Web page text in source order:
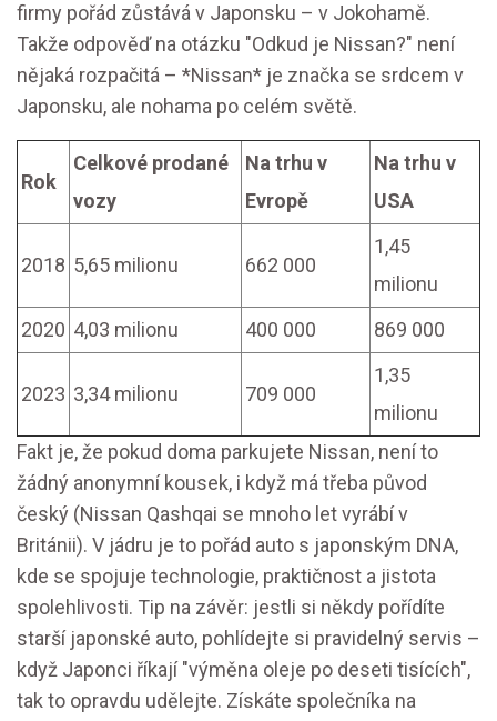
firmy pořád zůstává v Japonsku – v Jokohamě.
Takže odpověď na otázku "Odkud je Nissan?" není
nějaká rozpačitá – *Nissan* je značka se srdcem v
Japonsku, ale nohama po celém světě.
Rok
Celkové prodané
vozy
Na trhu v
Evropě
Na trhu v
USA
2018 5,65 milionu 662 000
1,45
milionu
2020 4,03 milionu 400 000 869 000
2023 3,34 milionu 709 000
1,35
milionu
Fakt je, že pokud doma parkujete Nissan, není to
žádný anonymní kousek, i když má třeba původ
český (Nissan Qashqai se mnoho let vyrábí v
Británii). V jádru je to pořád auto s japonským DNA,
kde se spojuje technologie, praktičnost a jistota
spolehlivosti. Tip na závěr: jestli si někdy pořídíte
starší japonské auto, pohlídejte si pravidelný servis –
když Japonci říkají "výměna oleje po deseti tisících",
tak to opravdu udělejte. Získáte společníka na